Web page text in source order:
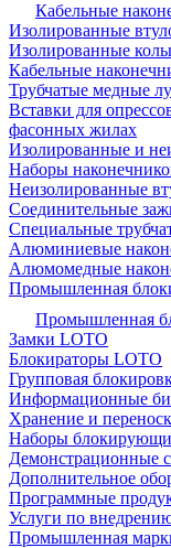
Кабельные
Изолированные
Изолированные
Кабельные
Трубчатые медные
Вставки для
фасонных жилах
Изолированные и
Наборы
Неизолированные
Соединительные
Специальные
Алюминиевые
Алюмомедные
Промышленная
Промышленная
Замки LOTO
Блокираторы LOTO
Групповая
Информационные
Хранение и
Наборы
Демонстрационные
Дополнительное
Программные
Услуги по
Промышленная